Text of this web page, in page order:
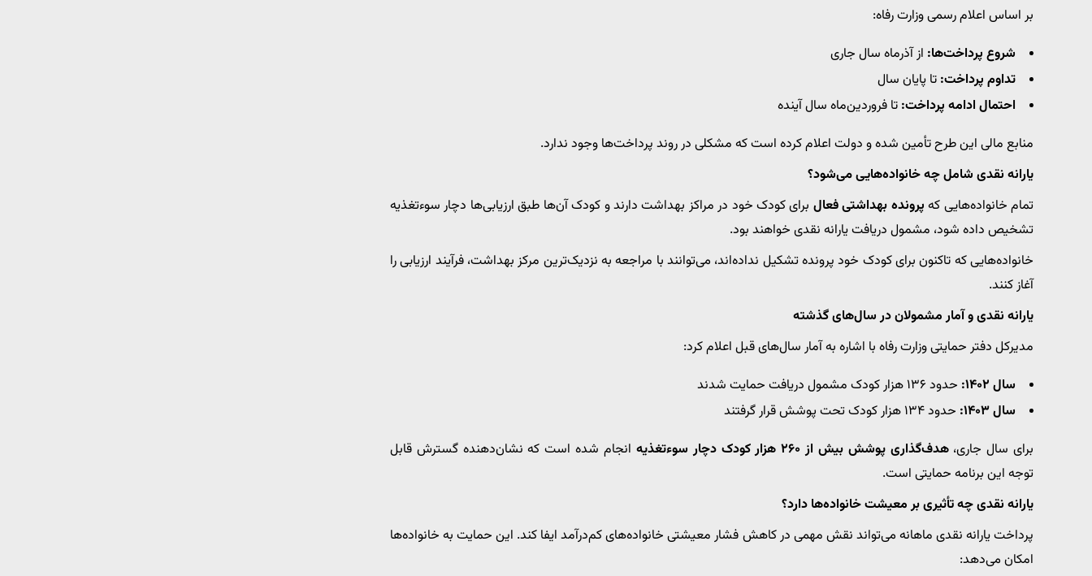
بر اساس اعلام رسمی وزارت رفاه:
شروع پرداخت‌ها: از آذرماه سال جاری
تداوم پرداخت: تا پایان سال
احتمال ادامه پرداخت: تا فروردین‌ماه سال آینده
منابع مالی این طرح تأمین شده و دولت اعلام کرده است که مشکلی در روند پرداخت‌ها وجود ندارد.
یارانه نقدی شامل چه خانواده‌هایی می‌شود؟
تمام خانواده‌هایی که پرونده بهداشتی فعال برای کودک خود در مراکز بهداشت دارند و کودک آن‌ها طبق ارزیابی‌ها دچار سوءتغذیه
تشخیص داده شود، مشمول دریافت یارانه نقدی خواهند بود.
خانواده‌هایی که تاکنون برای کودک خود پرونده تشکیل نداده‌اند، می‌توانند با مراجعه به نزدیک‌ترین مرکز بهداشت، فرآیند ارزیابی را
آغاز کنند.
یارانه نقدی و آمار مشمولان در سال‌های گذشته
مدیرکل دفتر حمایتی وزارت رفاه با اشاره به آمار سال‌های قبل اعلام کرد:
سال ۱۴۰۲:
حدود ۱۳۶ هزار کودک مشمول دریافت حمایت شدند
سال ۱۴۰۳:
حدود ۱۳۴ هزار کودک تحت پوشش قرار گرفتند
برای سال جاری،هدف‌گذاری پوشش بیش از ۲۶۰ هزار کودک دچار سوءتغذیه
انجام شده است که نشان‌دهنده گسترش قابل
توجه این برنامه حمایتی است.
یارانه نقدی چه تأثیری بر معیشت خانواده‌ها دارد؟
پرداخت یارانه نقدی ماهانه می‌تواند نقش مهمی در کاهش فشار معیشتی خانواده‌های کم‌درآمد ایفا کند. این حمایت به خانواده‌ها
امکان می‌دهد: